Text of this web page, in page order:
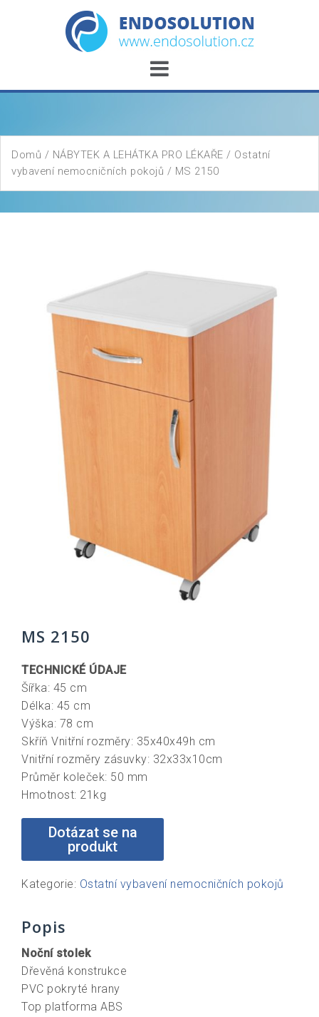
Domů / NÁBYTEK A LEHÁTKA PRO LÉKAŘE / Ostatní
vybavení nemocničních pokojů / MS 2150
MS 2150
TECHNICKÉ ÚDAJE
Šířka: 45 cm
Délka: 45 cm
Výška: 78 cm
Skříň Vnitřní rozměry: 35x40x49h cm
Vnitřní rozměry zásuvky: 32x33x10cm
Průměr koleček: 50 mm
Hmotnost: 21kg
Kategorie: Ostatní vybavení nemocničních pokojů
Popis
Noční stolek
Dřevěná konstrukce
PVC pokryté hrany
Top platforma ABS